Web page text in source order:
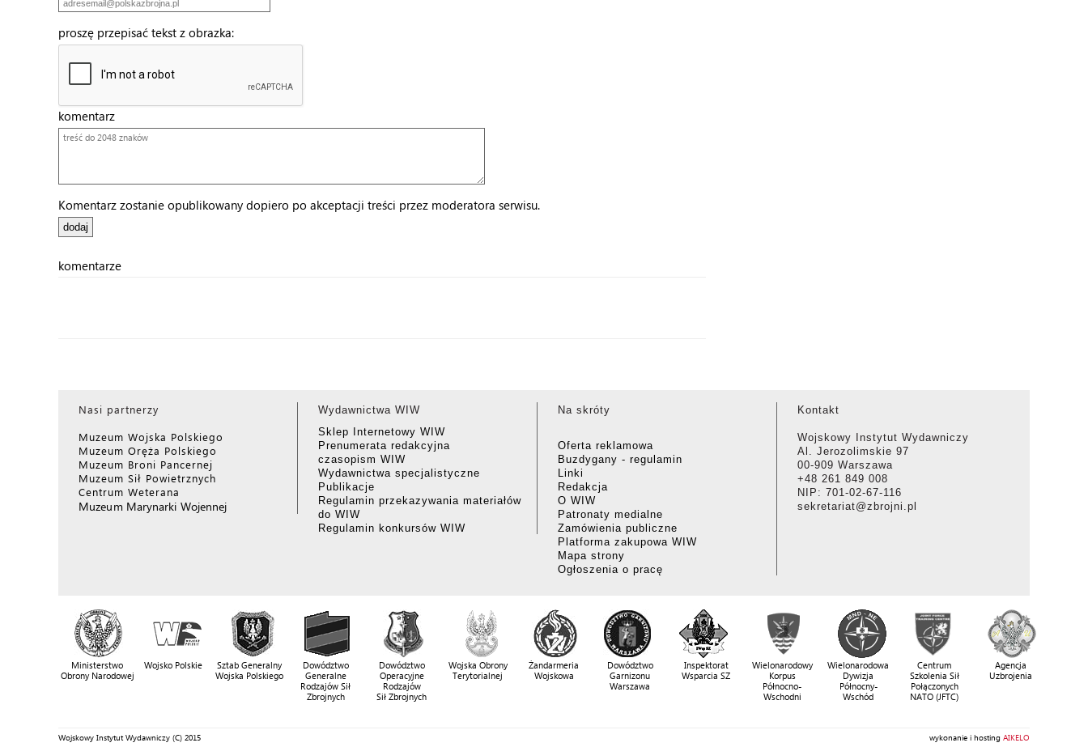
proszę przepisać tekst z obrazka:
komentarz
Komentarz zostanie opublikowany dopiero po akceptacji treści przez moderatora serwisu.
komentarze
Nasi partnerzy
Muzeum Wojska Polskiego
Muzeum Oręża Polskiego
Muzeum Broni Pancernej
Muzeum Sił Powietrznych
Centrum Weterana
Muzeum Marynarki Wojennej
Wydawnictwa WIW
Sklep Internetowy WIW
Prenumerata redakcyjna
czasopism WIW
Wydawnictwa specjalistyczne
Publikacje
Regulamin przekazywania materiałów
do WIW
Regulamin konkursów WIW
Na skróty
Oferta reklamowa
Buzdygany - regulamin
Linki
Redakcja
O WIW
Patronaty medialne
Zamówienia publiczne
Platforma zakupowa WIW
Mapa strony
Ogłoszenia o pracę
Kontakt
Wojskowy Instytut Wydawniczy
Al. Jerozolimskie 97
00-909 Warszawa
+48 261 849 008
NIP: 701-02-67-116
sekretariat@zbrojni.pl
Ministerstwo
Obrony Narodowej
Wojsko Polskie
Sztab Generalny
Wojska Polskiego
Dowództwo
Generalne
Rodzajów Sił
Zbrojnych
Dowództwo
Operacyjne
Rodzajów
Sił Zbrojnych
Wojska Obrony
Terytorialnej
Żandarmeria
Wojskowa
Dowództwo
Garnizonu
Warszawa
Inspektorat
Wsparcia SZ
Wielonarodowy
Korpus
Północno-
Wschodni
Wielonarodowa
Dywizja
Północny-
Wschód
Centrum
Szkolenia Sił
Połączonych
NATO (JFTC)
Agencja
Uzbrojenia
Wojskowy Instytut Wydawniczy (C) 2015 wykonanie i hosting AIKELO